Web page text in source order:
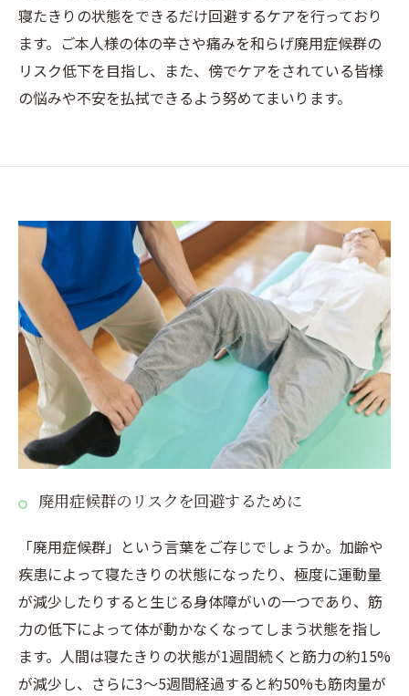
寝たきりの状態をできるだけ回避するケアを行っており
ます。ご本人様の体の辛さや痛みを和らげ廃用症候群の
リスク低下を目指し、また、傍でケアをされている皆様
の悩みや不安を払拭できるよう努めてまいります。
廃用症候群のリスクを回避するために
「廃用症候群」という言葉をご存じでしょうか。加齢や
疾患によって寝たきりの状態になったり、極度に運動量
が減少したりすると生じる身体障がいの一つであり、筋
力の低下によって体が動かなくなってしまう状態を指し
ます。人間は寝たきりの状態が1週間続くと筋力の約15%
が減少し、さらに3～5週間経過すると約50%も筋肉量が